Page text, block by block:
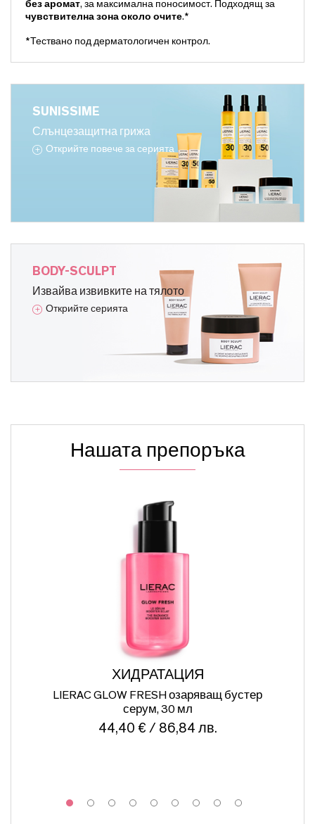
без аромат, за максимална поносимост. Подходящ за
чувствителна зона около очите.*
*Тествано под дерматологичен контрол.
SUNISSIME
Слънцезащитна грижа
Открийте повече за серията
BODY-SCULPT
Извайва извивките на тялото
Открийте серията
Нашата препоръка
ХИДРАТАЦИЯ
LIERAC GLOW FRESH озаряващ бустер
серум, 30 мл
44,40 € / 86,84 лв.